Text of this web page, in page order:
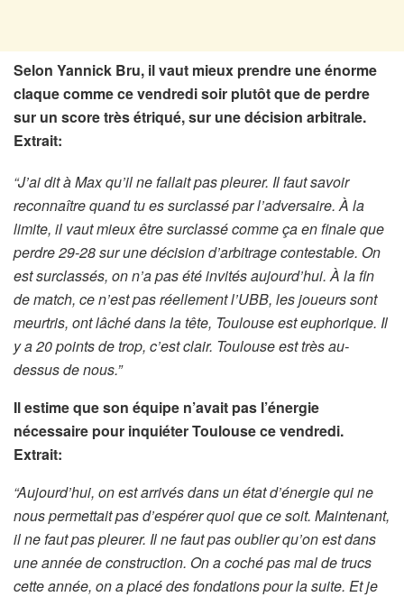
Selon Yannick Bru, il vaut mieux prendre une énorme
claque comme ce vendredi soir plutôt que de perdre
sur un score très étriqué, sur une décision arbitrale.
Extrait:
“J’ai dit à Max qu’il ne fallait pas pleurer. Il faut savoir
reconnaître quand tu es surclassé par l’adversaire. À la
limite, il vaut mieux être surclassé comme ça en finale que
perdre 29-28 sur une décision d’arbitrage contestable. On
est surclassés, on n’a pas été invités aujourd’hui. À la fin
de match, ce n’est pas réellement l’UBB, les joueurs sont
meurtris, ont lâché dans la tête, Toulouse est euphorique. Il
y a 20 points de trop, c’est clair. Toulouse est très au-
dessus de nous.”
Il estime que son équipe n’avait pas l’énergie
nécessaire pour inquiéter Toulouse ce vendredi.
Extrait:
“Aujourd’hui, on est arrivés dans un état d’énergie qui ne
nous permettait pas d’espérer quoi que ce soit. Maintenant,
il ne faut pas pleurer. Il ne faut pas oublier qu’on est dans
une année de construction. On a coché pas mal de trucs
cette année, on a placé des fondations pour la suite. Et je